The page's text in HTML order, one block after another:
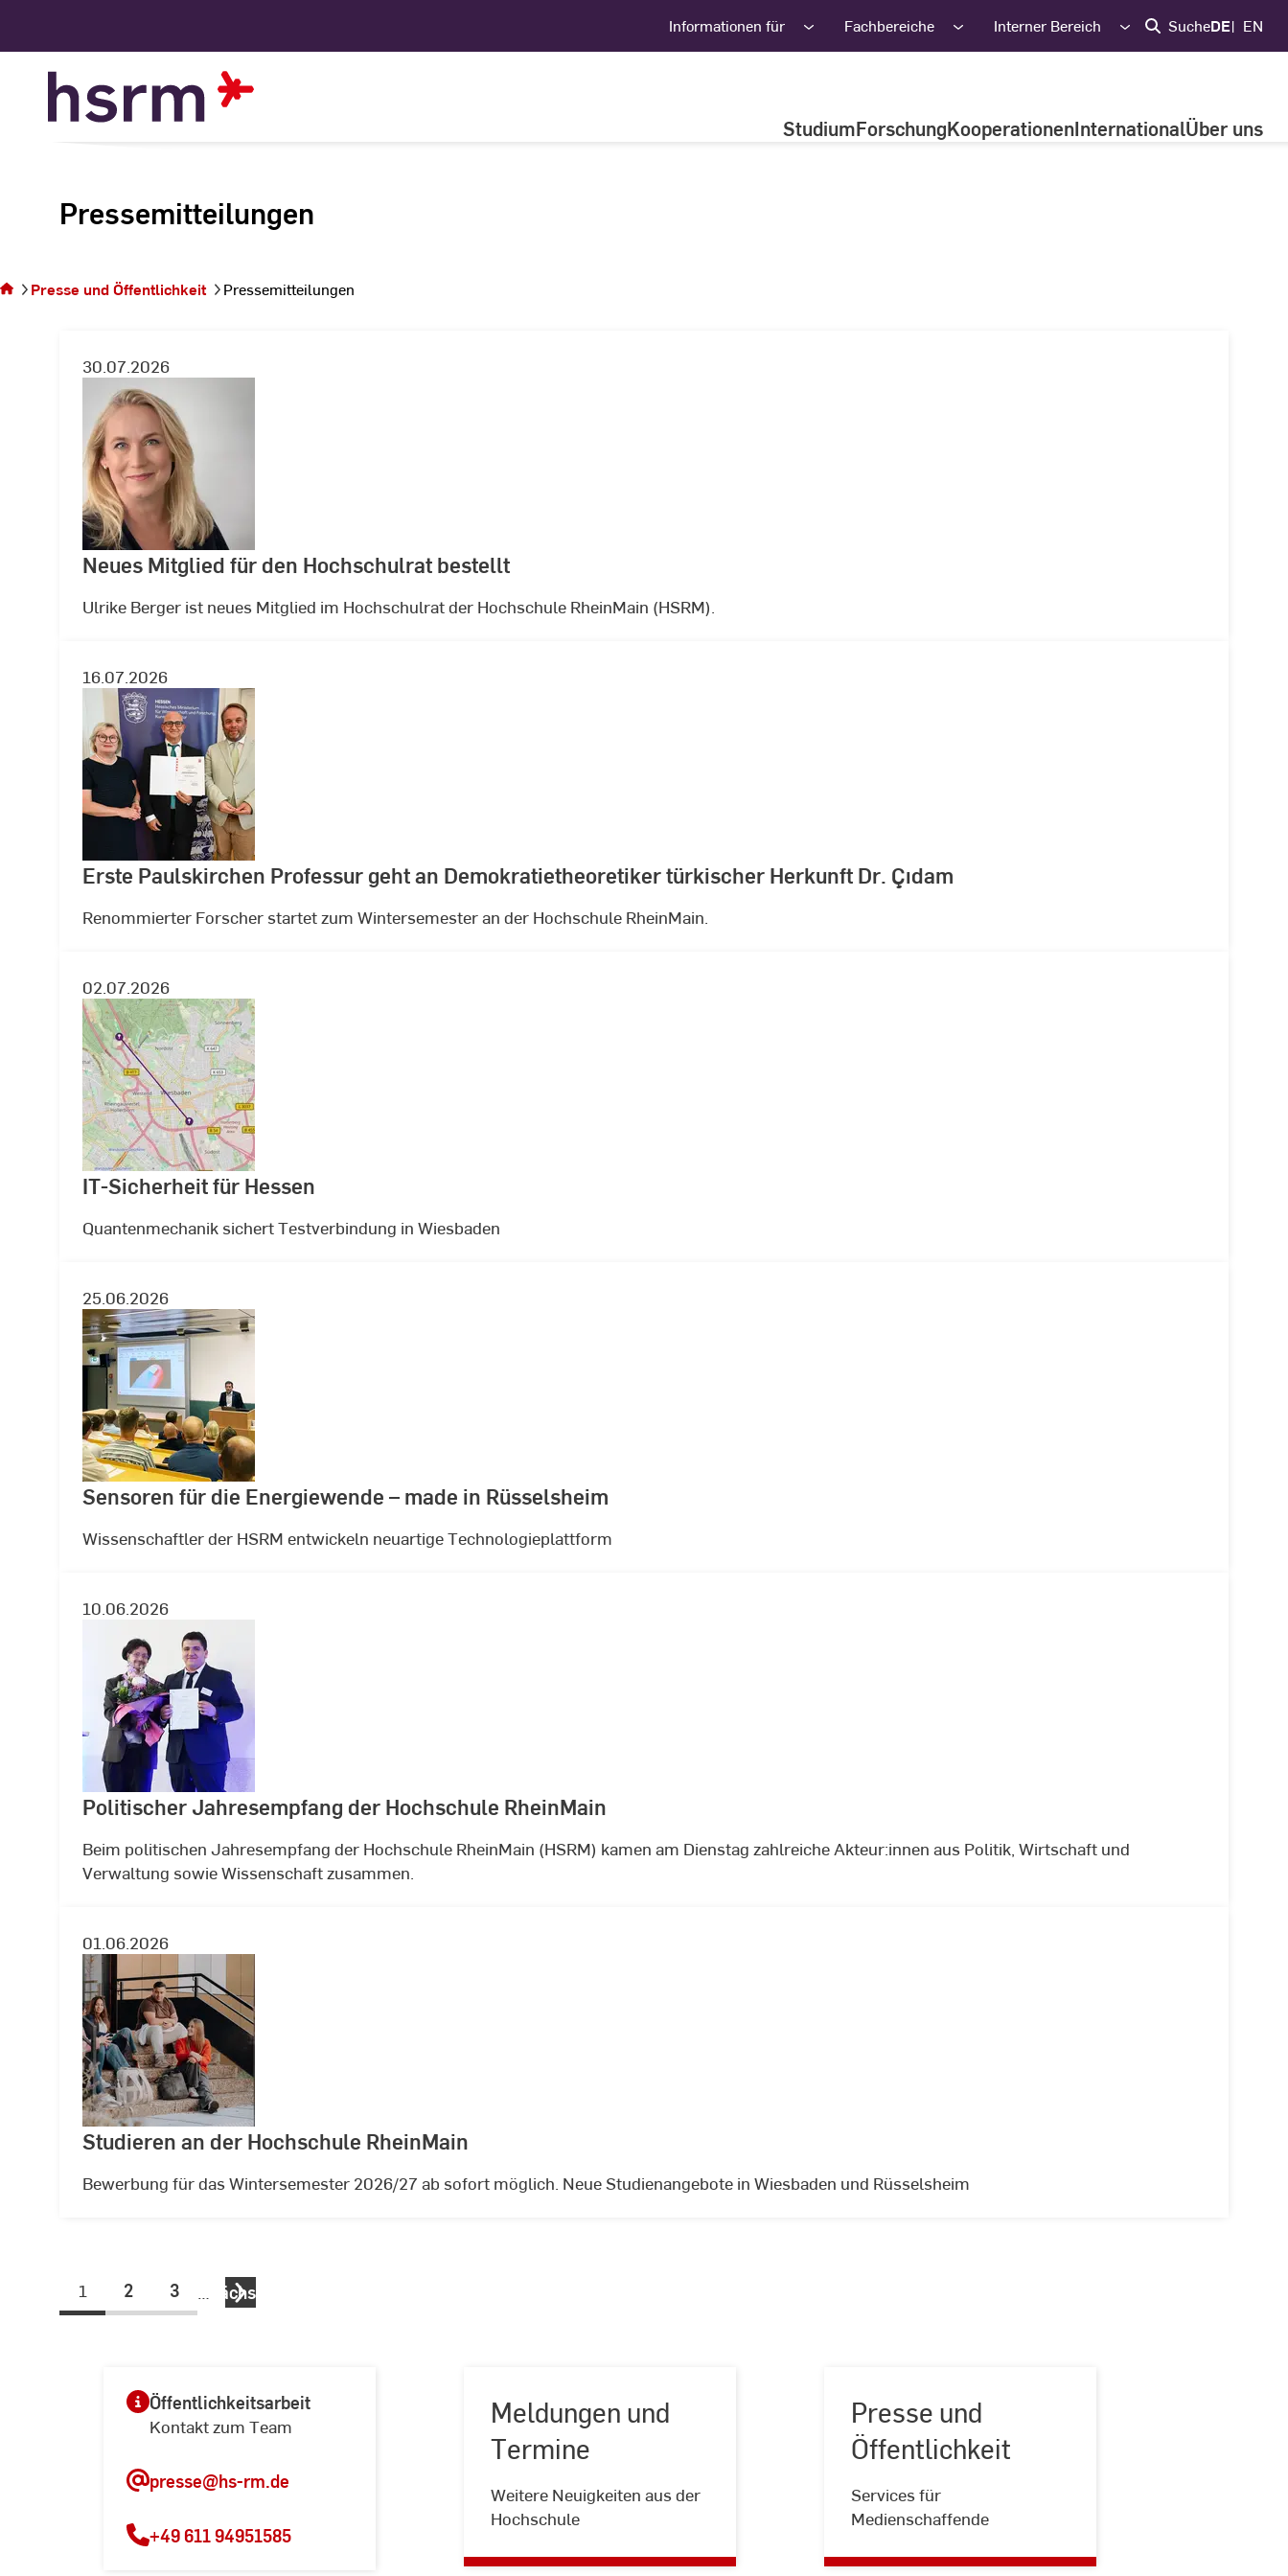
Informationen für Fachbereiche Interner Bereich SucheDE EN
StudiumForschungKooperationenInternationalÜber uns
Pressemitteilungen
auf der Seite
Presse und Öffentlichkeit Pressemitteilungen
30.07.2026
Neues Mitglied für den Hochschulrat bestellt
Ulrike Berger ist neues Mitglied im Hochschulrat der Hochschule RheinMain (HSRM).
16.07.2026
Erste Paulskirchen Professur geht an Demokratietheoretiker türkischer Herkunft Dr. Çıdam
Renommierter Forscher startet zum Wintersemester an der Hochschule RheinMain.
02.07.2026
IT-Sicherheit für Hessen
Quantenmechanik sichert Testverbindung in Wiesbaden
25.06.2026
Sensoren für die Energiewende – made in Rüsselsheim
Wissenschaftler der HSRM entwickeln neuartige Technologieplattform
10.06.2026
Politischer Jahresempfang der Hochschule RheinMain
Beim politischen Jahresempfang der Hochschule RheinMain (HSRM) kamen am Dienstag zahlreiche Akteur:innen aus Politik, Wirtschaft und
Verwaltung sowie Wissenschaft zusammen.
01.06.2026
Studieren an der Hochschule RheinMain
Bewerbung für das Wintersemester 2026/27 ab sofort möglich. Neue Studienangebote in Wiesbaden und Rüsselsheim
1 2 3 … nächste
Öffentlichkeitsarbeit
Kontakt zum Team
presse@hs-rm.de
+49 611 94951585
Meldungen und
Termine
Weitere Neuigkeiten aus der
Hochschule
und
Presse und
Öffentlichkeit
Services für
MedienschaffendeÖffentlichkeit